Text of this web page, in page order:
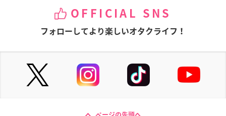
OFFICIAL SNS
フォローしてより楽しいオタクライフ！
ページの先頭へ